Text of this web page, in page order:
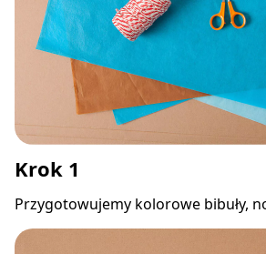
Krok 1
Przygotowujemy kolorowe bibuły,